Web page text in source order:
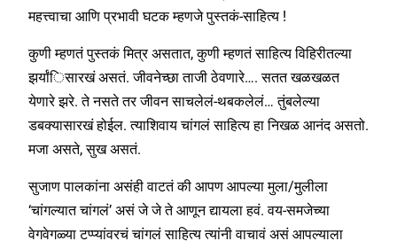
महत्त्वाचा आणि प्रभावी घटक म्हणजे पुस्तकं-साहित्य !
कुणी म्हणतं पुस्तकं मित्र असतात, कुणी म्हणतं साहित्य विहिरीतल्या
झर्यांिसारखं असतं. जीवनेच्छा ताजी ठेवणारे…. सतत खळखळत
येणारे झरे. ते नसते तर जीवन साचलेलं-थबकलेलं… तुंबलेल्या
डबक्यासारखं होईल. त्याशिवाय चांगलं साहित्य हा निखळ आनंद असतो.
मजा असते, सुख असतं.
सुजाण पालकांना असंही वाटतं की आपण आपल्या मुला/मुलीला
‘चांगल्यात चांगलं’ असं जे जे ते आणून द्यायला हवं. वय-समजेच्या
वेगवेगळ्या टप्प्यांवरचं चांगलं साहित्य त्यांनी वाचावं असं आपल्याला